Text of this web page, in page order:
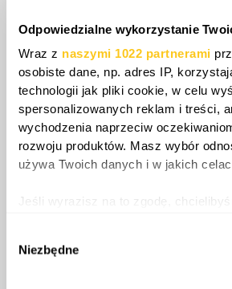
Odpowiedzialne wykorzystanie
Wraz z naszymi 1022 partnerami
osobiste dane, np. adres IP,
technologii jak pliki cookie, w celu
spersonalizowanych reklam i treści,
wychodzenia naprzeciw
rozwoju produktów. Masz wybór
używa Twoich danych i w jakich
Jeśli wyrazisz na to zgodę,
geograficznej z dokładnością
zgody
Niezbędne
bezpośrednio zderzają się z
dążeniem Nigerii do
Ostatecznie rozwijająca się
naruszeniem strategicznej
przekształcając
zakresie bezpieczeństwa w
zewnętrzną dźwignię